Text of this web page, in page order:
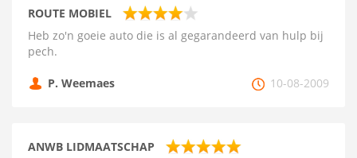
ROUTE MOBIEL
Heb zo'n goeie auto die is al gegarandeerd van hulp bij
pech.
P. Weemaes 10-08-2009
ANWB LIDMAATSCHAP